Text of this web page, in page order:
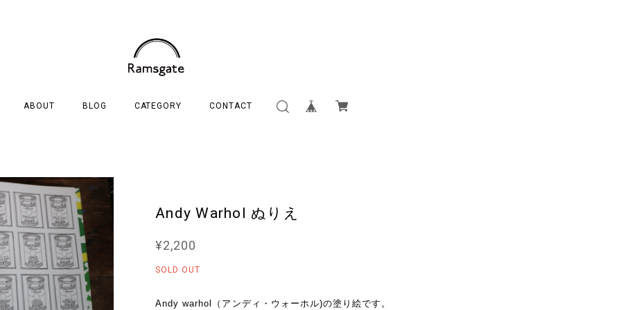
ABOUT BLOG CATEGORY CONTACT
Andy Warhol ぬりえ
¥2,200
SOLD OUT
Andy warhol（アンディ・ウォーホル)の塗り絵です。